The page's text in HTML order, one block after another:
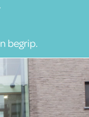
begrip.